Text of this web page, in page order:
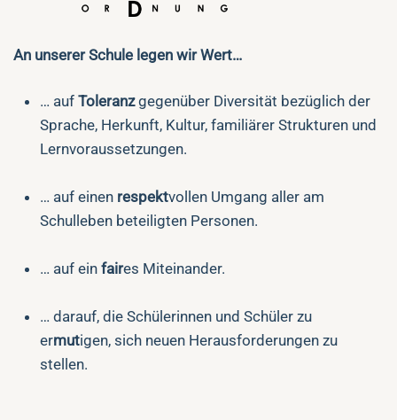
An unserer Schule legen wir Wert…
… auf Toleranzgegenüber Diversität bezüglich der
Sprache, Herkunft, Kultur, familiärer Strukturen und
Lernvoraussetzungen.
… auf einen respektvollen Umgang aller am
Schulleben beteiligten Personen.
… auf ein faires Miteinander.
… darauf, die Schülerinnen und Schüler zu
ermutigen, sich neuen Herausforderungen zu
stellen.